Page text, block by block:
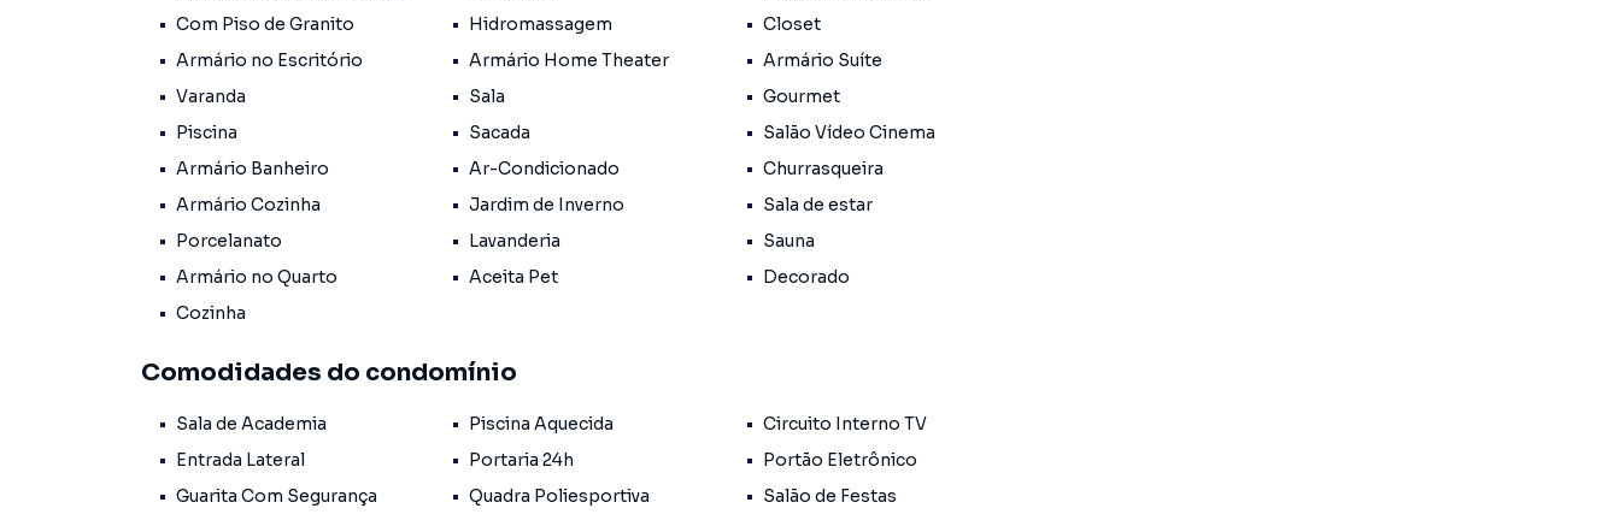
✨ 1º Pavimento
💼 Home office (reversível para suíte térrea)
🚻 Lavabo
🌿 Jardim de inverno
🍳 Cozinha funcional
🍖 Espaço gourmet com banheiro de apoio
🏖 Piscina com praia
🛁 Spa para 6 pessoas com cromoterapia e aquecimento
🛏 3 suítes com varandas
✨ 3º Pavimento
🛏 1 suíte
Com Piso de Granito
Hidromassagem
Closet
Armário no Escritório
Armário Home Theater
Armário Suíte
Varanda
Sala
Gourmet
Piscina
Sacada
Salão Vídeo Cinema
Armário Banheiro
Ar-Condicionado
Churrasqueira
Armário Cozinha
Jardim de Inverno
Sala de estar
Porcelanato
Lavanderia
Sauna
Armário no Quarto
Aceita Pet
Decorado
Cozinha
Comodidades do condomínio
Sala de Academia Piscina Aquecida
Circuito Interno TV
Entrada Lateral
Portaria 24h
Portão Eletrônico
Guarita Com Segurança
Quadra Poliesportiva
Salão de Festas